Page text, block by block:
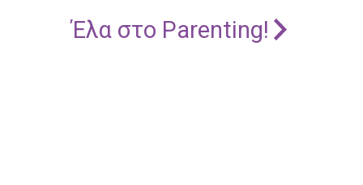
Έλα στο Parenting!